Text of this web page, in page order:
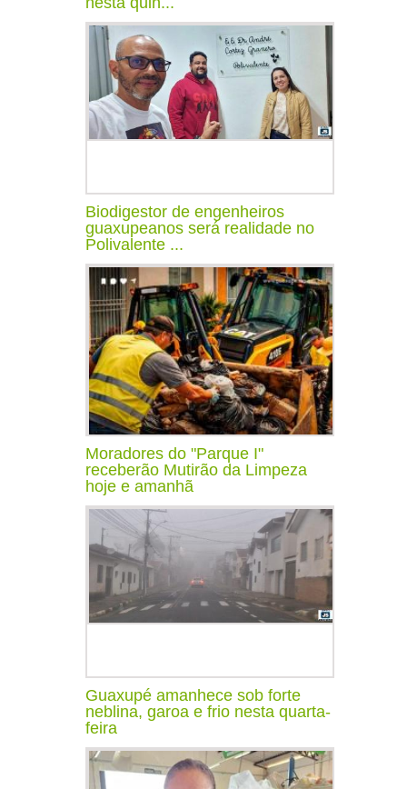
Biodigestor de engenheiros
guaxupeanos será realidade no
Polivalente ...
Moradores do "Parque I"
receberão Mutirão da Limpeza
hoje e amanhã
Guaxupé amanhece sob forte
neblina, garoa e frio nesta quarta-
feira